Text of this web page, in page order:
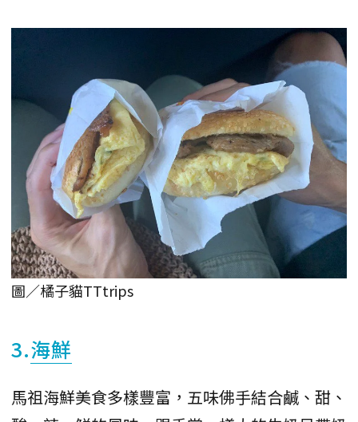
圖／橘子貓TTtrips
3.海鮮
馬祖海鮮美食多樣豐富，五味佛手結合鹹、甜、